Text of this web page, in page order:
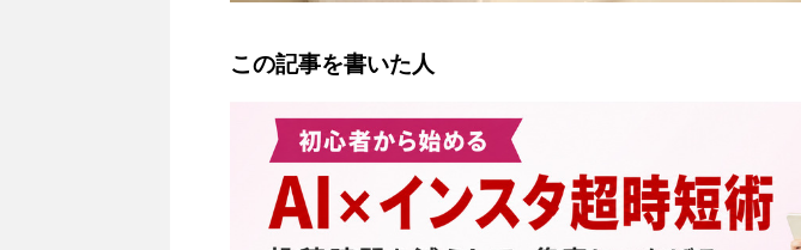
この記事を書いた人